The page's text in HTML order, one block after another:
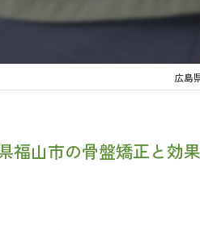
広島
福山市の骨盤矯正と効